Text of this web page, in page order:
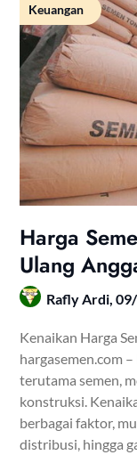
Keuangan
Harga
Ulang
Rafly Ardi,
Kenaikan Harga
hargasemen.com
terutama semen,
konstruksi.
berbagai faktor,
distribusi, hingga